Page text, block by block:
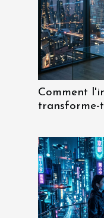
Comment
transforme-